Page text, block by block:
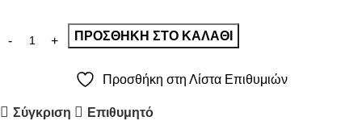
ΠΡΟΣΘΉΚΗ ΣΤΟ ΚΑΛΆΘΙ
Προσθήκη στη Λίστα Επιθυμιών
Σύγκριση Επιθυμητό